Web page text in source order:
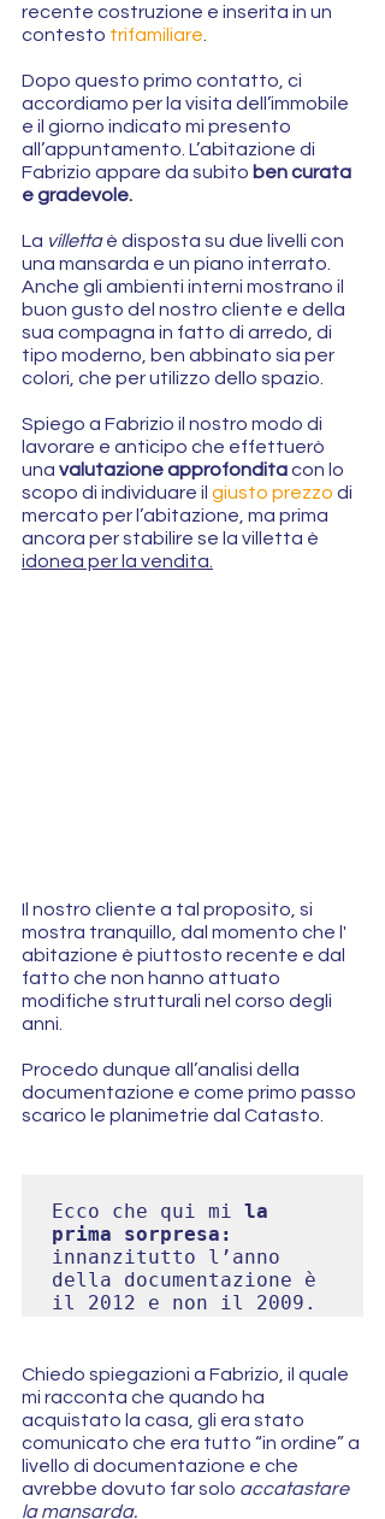
recente costruzione e inserita in un
contesto trifamiliare
Dopo questo primo contatto, ci
accordiamo per la visita dell’immobile
e il giorno indicato mi presento
all’appuntamento. L’abitazione di
Fabrizio appare da subito ben curata
e gradevole.
La villetta è disposta su due livelli con
una mansarda e un piano interrato.
Anche gli ambienti interni mostrano il
buon gusto del nostro cliente e della
sua compagna in fatto di arredo, di
tipo moderno, ben abbinato sia per
colori, che per utilizzo dello spazio.
Spiego a Fabrizio il nostro modo di
lavorare e anticipo che effettuerò
una valutazione approfondita con lo
scopo di individuare il giusto prezzo di
mercato per l’abitazione, ma prima
ancora per stabilire se la villetta è
idonea per la vendita.
Il nostro cliente a tal proposito, si
mostra tranquillo, dal momento che l'
abitazione è piuttosto recente e dal
fatto che non hanno attuato
modifiche strutturali nel corso degli
anni.
Procedo dunque all’analisi della
documentazione e come primo passo
scarico le planimetrie dal Catasto.
Ecco che qui mi la
innanzitutto l’anno
della documentazione è
Chiedo spiegazioni a Fabrizio, il quale
mi racconta che quando ha
acquistato la casa, gli era stato
comunicato che era tutto “in ordine” a
livello di documentazione e che
avrebbe dovuto far solo accatastare
la mansarda.